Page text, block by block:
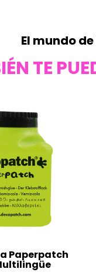
El mundo
TE
Paperpatch